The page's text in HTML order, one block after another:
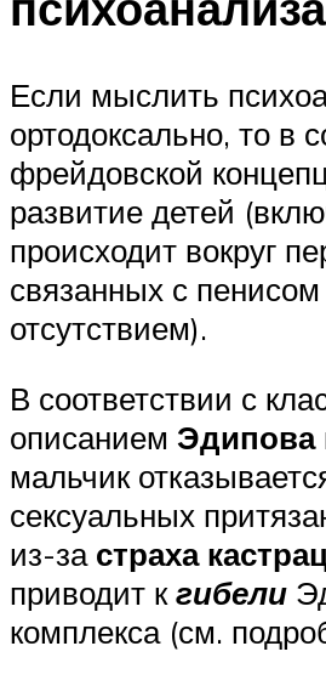
Если мыслить
ортодоксально, то в
фрейдовской
развитие детей
происходит вокруг
связанных с пенисом
отсутствием).
В соответствии с
описанием Эдипова
мальчик
сексуальных
из-за страха
приводит кгибели
комплекса (см.